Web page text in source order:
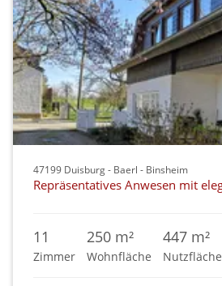
47199 Duisburg - Baerl - Binsheim
11
Zimmer
250 m²
Wohnfläche
447 m²
Nutzfläche